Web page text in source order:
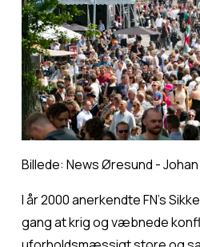
Billede: News Øresund -
I år 2000 anerkendte FN’s
gang at krig og væbnede